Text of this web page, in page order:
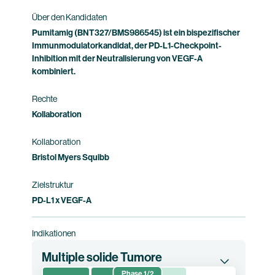
Studieninformation
Über den Kandidaten
Pumitamig (BNT327/BMS986545) ist ein bispezifischer
Immunmodulatorkandidat, der PD-L1-Checkpoint-
Inhibition mit der Neutralisierung von VEGF-A
kombiniert.
Rechte
Kollaboration
Kollaboration
Bristol Myers Squibb
Zielstruktur
PD-L1 x VEGF-A
Indikationen
Multiple solide Tumore